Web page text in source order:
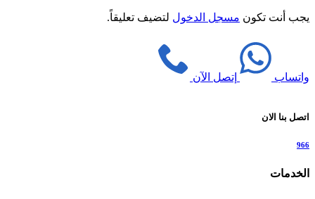
يجب أنت تكون مسجل الدخول لتضيف تعليقاً.
واتساب إتصل الآن
اتصل بنا الان
966
الخدمات